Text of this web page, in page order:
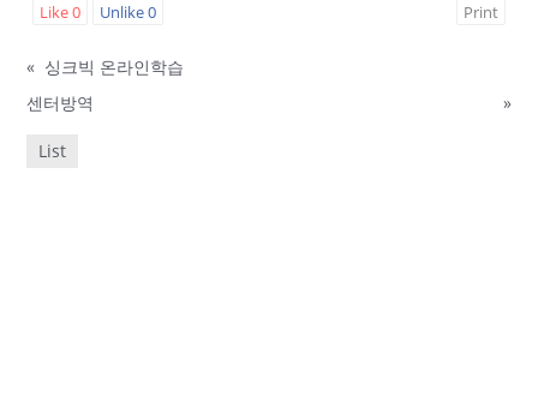
Like0 Unlike0 Print
« 싱크빅 온라인학습
센터방역
»
List